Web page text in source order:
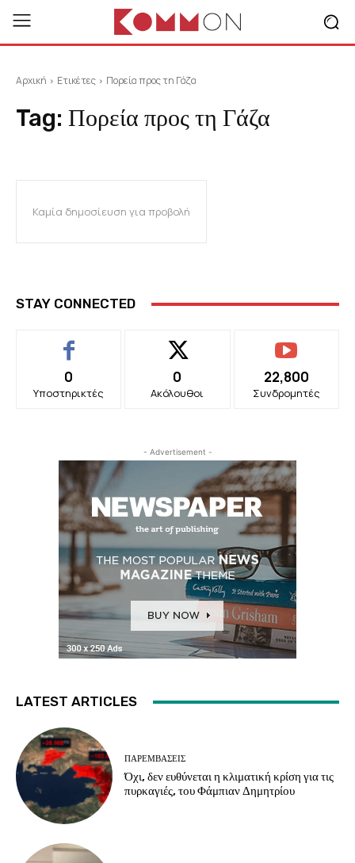
Αρχική Ετικέτες Πορεία προς τη Γάζα
Tag: Πορεία προς τη Γάζα
Καμία δημοσίευση για προβολή
STAY CONNECTED
0
Υποστηρικτές
0
Ακόλουθοι
22,800
Συνδρομητές
- Advertisement -
LATEST ARTICLES
ΠΑΡΕΜΒΑΣΕΙΣ
Όχι, δεν ευθύνεται η κλιματική κρίση για τις
πυρκαγιές, του Φάμπιαν Δημητρίου